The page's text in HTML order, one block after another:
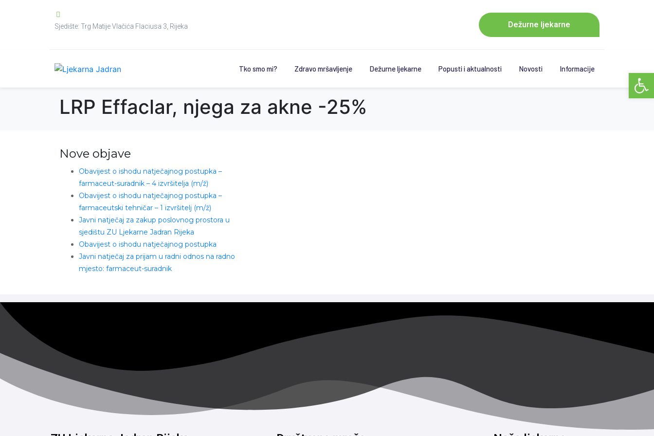
Sjedište: Trg Matije Vlačića Flaciusa 3, Rijeka Dežurne ljekarne
Tko smo mi? Zdravo mršavljenje Dežurne ljekarne Popusti i aktualnosti Novosti Informacije
LRP Effaclar, njega za akne -25%
Nove objave
Obavijest o ishodu natječajnog postupka –
farmaceut-suradnik – 4 izvršitelja (m/ž)
Obavijest o ishodu natječajnog postupka –
farmaceutski tehničar – 1 izvršitelj (m/ž)
Javni natječaj za zakup poslovnog prostora u
sjedištu ZU Ljekarne Jadran Rijeka
Obavijest o ishodu natječajnog postupka
Javni natječaj za prijam u radni odnos na radno
mjesto: farmaceut-suradnik